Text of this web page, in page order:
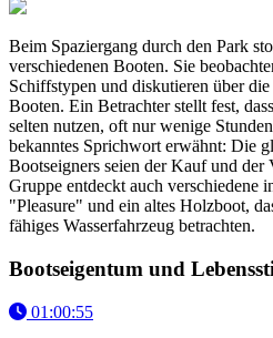
Beim Spaziergang durch den Park
verschiedenen Booten. Sie
Schiffstypen und diskutieren über
Booten. Ein Betrachter stellt fest,
selten nutzen, oft nur wenige
bekanntes Sprichwort erwähnt: Die
Bootseigners seien der Kauf und der
Gruppe entdeckt auch verschiedene
"Pleasure" und ein altes Holzboot,
fähiges Wasserfahrzeug betrachten.
Bootseigentum und
01:00:55